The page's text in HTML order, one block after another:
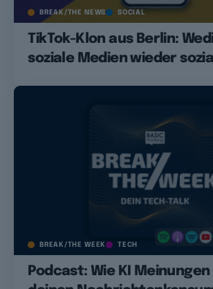
BREAK/THE NEWS SOCIAL
TikTok-Klon aus Berlin:
soziale Medien wieder
BREAK/THE WEEK TECH
Podcast: Wie KI Meinungen